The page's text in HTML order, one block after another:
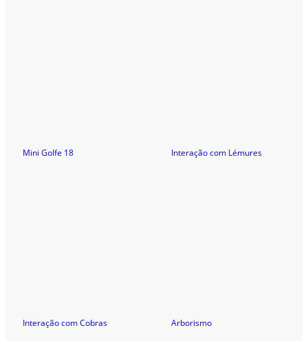
Mini Golfe 18 Interação com Lémures
Interação com Cobras Arborismo